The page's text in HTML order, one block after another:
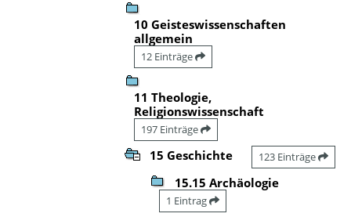
10 Geisteswissenschaften
allgemein
12 Einträge
11 Theologie,
Religionswissenschaft
197 Einträge
15 Geschichte 123 Einträge
15.15 Archäologie
1 Eintrag